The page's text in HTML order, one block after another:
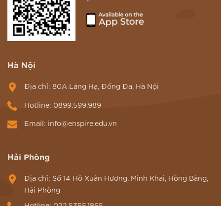
Hà Nội
Địa chỉ: 80A Láng Hạ, Đống Đa, Hà Nội
Hotline: 0899.599.989
Email: info@enspire.edu.vn
Hải Phòng
Địa chỉ: Số 14 Hồ Xuân Hương, Minh Khai, Hồng Bàng,
Hải Phòng